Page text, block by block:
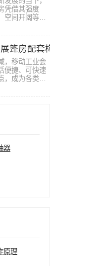
凭借其强度
空间开阔等优
篷房配套梅花弹性联
，移动工业会
便捷、可快速
，成为各类工
器
原理